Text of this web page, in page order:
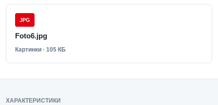
JPG
Foto6.jpg
Картинки · 105 КБ
ХАРАКТЕРИСТИКИ